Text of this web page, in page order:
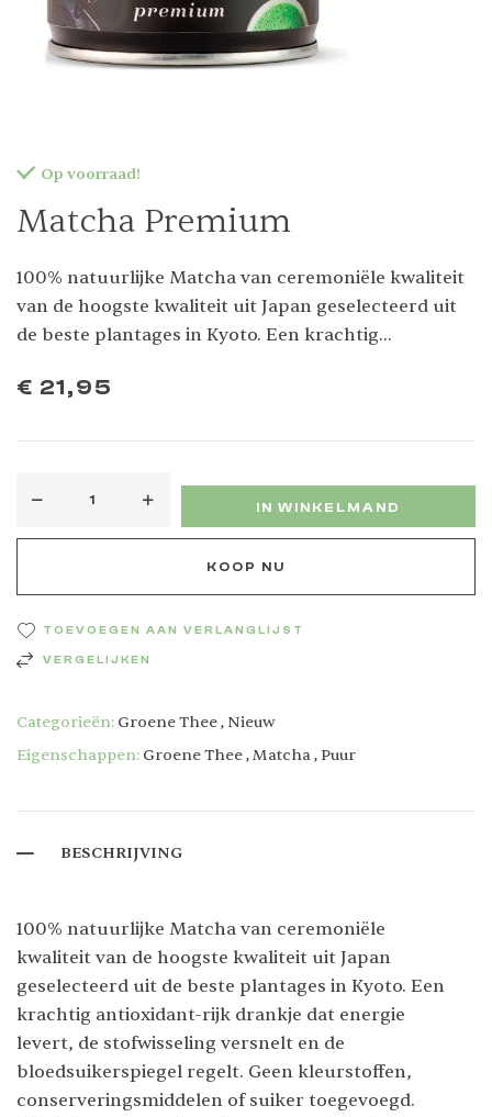
Op voorraad!
Matcha Premium
100% natuurlijke Matcha van ceremoniële kwaliteit
van de hoogste kwaliteit uit Japan geselecteerd uit
de beste plantages in Kyoto. Een krachtig
stofwisseling versnelt en de bloedsuikerspiegel
€ 21,95
IN WINKELMAND
KOOP NU
TOEVOEGEN AAN VERLANGLIJST
VERGELIJKEN
Categorieën: Groene Thee, Nieuw
Eigenschappen: Groene Thee,Matcha, Puur
BESCHRIJVING
100% natuurlijke Matcha van ceremoniële
kwaliteit van de hoogste kwaliteit uit Japan
geselecteerd uit de beste plantages in Kyoto. Een
krachtig antioxidant-rijk drankje dat energie
levert, de stofwisseling versnelt en de
bloedsuikerspiegel regelt. Geen kleurstoffen,
conserveringsmiddelen of suiker toegevoegd.